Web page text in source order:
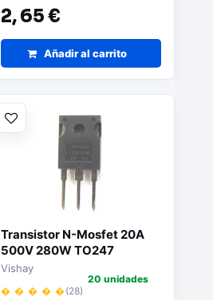
2,65 €
Añadir al carrito
Transistor N-Mosfet 20A
500V 280W TO247
IRFP460A
Vishay
� � � � �(28)
20 unidades